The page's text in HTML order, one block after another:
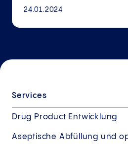
24.01.2024
Services
Drug Product Entwicklung
Aseptische Abfüllung und